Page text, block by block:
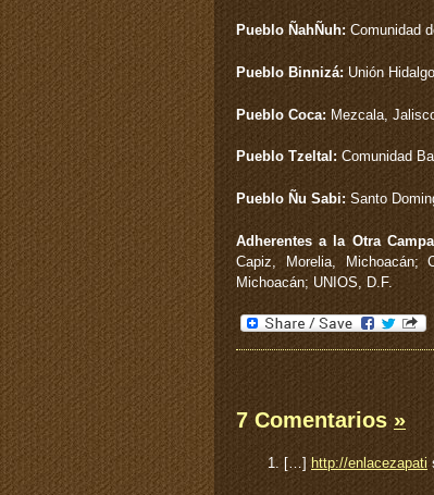
Pueblo ÑahÑuh:Comunidad
Pueblo Binnizá: Unión
Pueblo Coca: Mezcala,
Pueblo Tzeltal: Comunidad
Pueblo Ñu Sabi: Santo
Adherentes a la Otra
Capiz, Morelia, Michoacán;
Michoacán; UNIOS, D.F.
7 Comentarios»
[…] http://enlacezapati